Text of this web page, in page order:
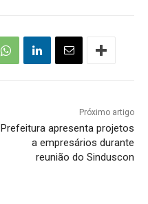
Próximo artigo
Prefeitura apresenta projetos
a empresários durante
reunião do Sinduscon